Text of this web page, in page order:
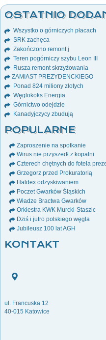
OSTATNIO
Wszystko o górniczych płacach
SRK zachęca
Zakończono remont j
Teren pogórniczy szybu Leon III
Rusza remont skrzyżowania
ZAMIAST PREZYDENCKIEGO
Ponad 824 miliony złotych
Węglokoks Energia
Górnictwo odejdzie
Kanadyjczycy zbudują
POPULARNE
Zaproszenie na spotkanie
Wirus nie przyszedł z kopalni
Czterech chętnych do fotela
Grzegorz przed Prokuratorią
Haldex odzyskiwaniem
Poczet Gwarków Śląskich
Władze Bractwa Gwarków
Orkiestra KWK Murcki-Staszic
Dziś i jutro polskiego węgla
Jubileusz 100 lat AGH
KONTAKT
ul. Francuska 12
40-015 Katowice